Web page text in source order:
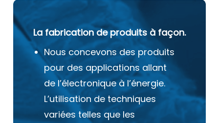
La fabrication de produits à façon.
Nous concevons des produits
pour des applications allant
de l’électronique à l’énergie.
L’utilisation de techniques
variées telles que les